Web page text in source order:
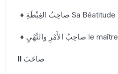
♦ صاحِبُ الغِبْطَةِ Sa Béatitude
♦ صاحِبُ الأَمْرِ والنَّهْيِ le maître
II صاحَبَ